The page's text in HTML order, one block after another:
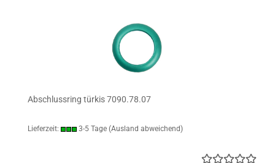
Abschlussring türkis 7090.78.07
Lieferzeit: 3-5 Tage (Ausland abweichend)